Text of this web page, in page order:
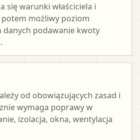
się warunki właściciela i
możliwy poziom
danych podawanie kwoty
od obowiązujących zasad i
wymaga poprawy w
izolacja, okna, wentylacja